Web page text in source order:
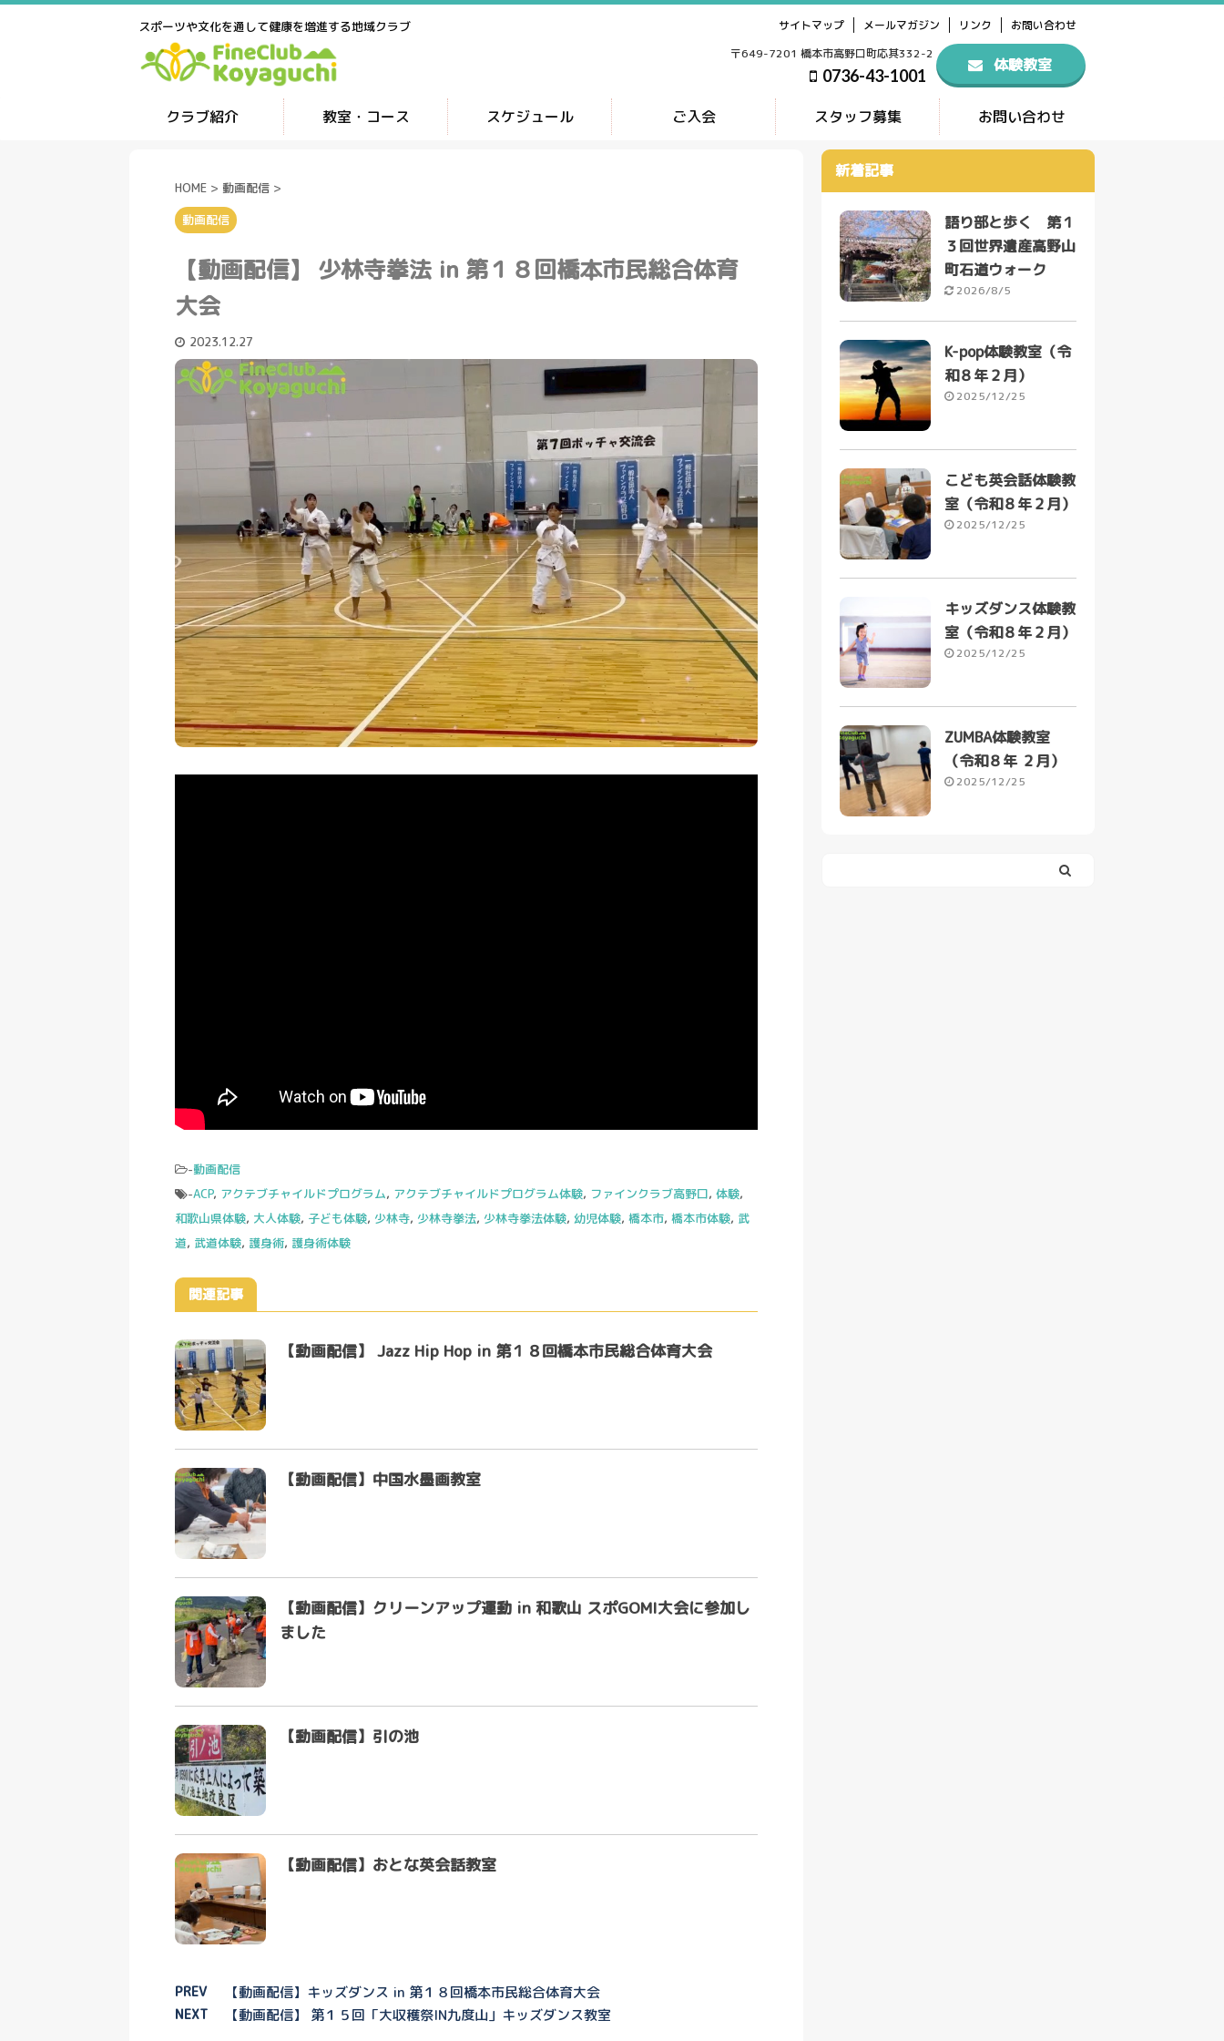
スポーツや文化を通して健康を増進する地域クラブ サイトマップ メールマガジン リンク お問い合わせ
0736-43-1001
体験教室
〒649-7201 橋本市高野口町応其332-2
クラブ紹介 教室・コース スケジュール ご入会 スタッフ募集 お問い合わせ
HOME > 動画配信 >
動画配信
【動画配信】 少林寺拳法 in 第１８回橋本市民総合体育
大会
2023.12.27
-動画配信
-ACP, アクテブチャイルドプログラム, アクテブチャイルドプログラム体験, ファインクラブ高野口, 体験,
和歌山県体験, 大人体験, 子ども体験, 少林寺, 少林寺拳法, 少林寺拳法体験, 幼児体験, 橋本市, 橋本市体験, 武
道, 武道体験, 護身術, 護身術体験
関連記事
【動画配信】 Jazz Hip Hop in 第１８回橋本市民総合体育大会
【動画配信】中国水墨画教室
【動画配信】クリーンアップ運動 in 和歌山 スポGOMI大会に参加し
ました
【動画配信】引の池
【動画配信】おとな英会話教室
PREV 【動画配信】キッズダンス in 第１８回橋本市民総合体育大会
NEXT 【動画配信】 第１５回「大収穫祭IN九度山」キッズダンス教室
新着記事
語り部と歩く 第１
３回世界遺産高野山
町石道ウォーク
2026/8/5
K-pop体験教室（令
和８年２月）
2025/12/25
こども英会話体験教
室（令和８年２月）
2025/12/25
キッズダンス体験教
室（令和８年２月）
2025/12/25
ZUMBA体験教室
（令和８年 ２月）
2025/12/25